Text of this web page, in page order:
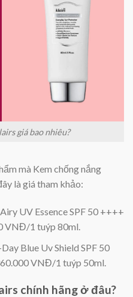
giá bao nhiêu?
mà Kem chống nắng
là giá tham khảo:
UV Essence SPF 50 ++++
VNĐ/1 tuýp 80ml.
Blue Uv Shield SPF 50
VNĐ/1 tuýp 50ml.
chính hãng ở đâu?